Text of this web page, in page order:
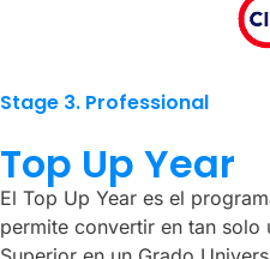
Stage 3. Professional
Top Up Year
El Top Up Year es el
permite convertir en tan solo